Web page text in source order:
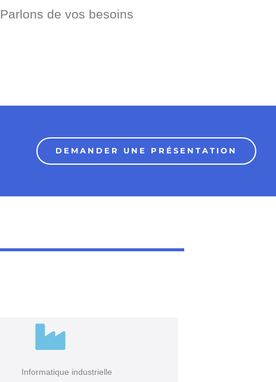
Parlons de vos besoins
DEMANDER UNE PRÉSENTATION
Informatique industrielle